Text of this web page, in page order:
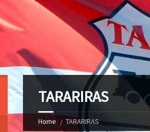
TARARIRAS
Home TARARIRAS